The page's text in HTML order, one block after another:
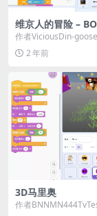
维京人的冒险 –
作者ViciousDin-
2 年前
3D马里奥
作者